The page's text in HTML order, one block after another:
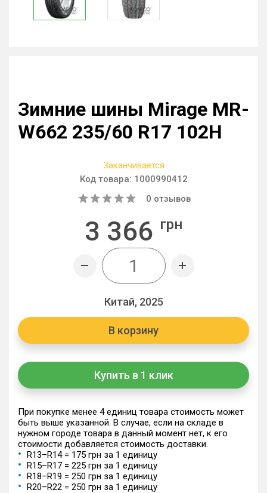
Зимние шины Mirage MR-
W662 235/60 R17 102H
Заканчивается
Код товара: 1000990412
0 отзывов
3 366 грн
Китай, 2025
В корзину
Купить в 1 клик
При покупке менее 4 единиц товара стоимость может
быть выше указанной. В случае, если на складе в
нужном городе товара в данный момент нет, к его
стоимости добавляется стоимость доставки.
R13–R14 = 175 грн за 1 единицу
R15–R17 = 225 грн за 1 единицу
R18–R19 = 250 грн за 1 единицу
R20–R22 = 250 грн за 1 единицу